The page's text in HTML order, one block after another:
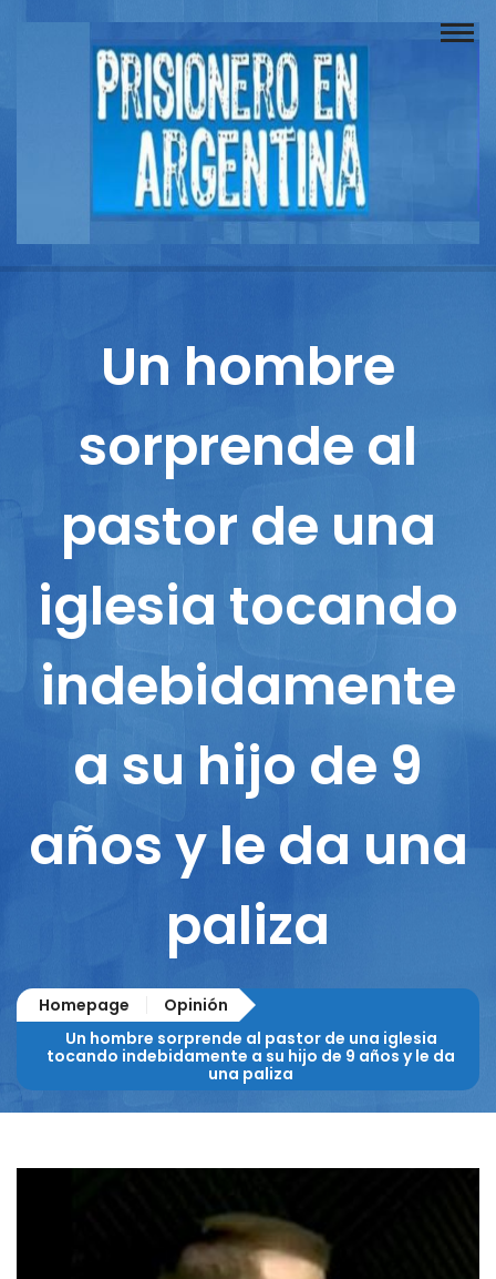
Buscador
Documentos
ReportajesUn hombre
sorprende al
pastor de una
iglesia tocando
indebidamente
a su hijo de 9
años y le da una
paliza
Homepage
Opinión
Un hombre sorprende al pastor de una iglesia
tocando indebidamente a su hijo de 9 años y le da
una paliza